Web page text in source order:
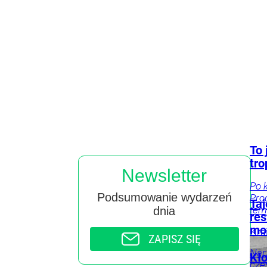
Newsletter
Podsumowanie wydarzeń
dnia
ZAPISZ SIĘ
To
Po